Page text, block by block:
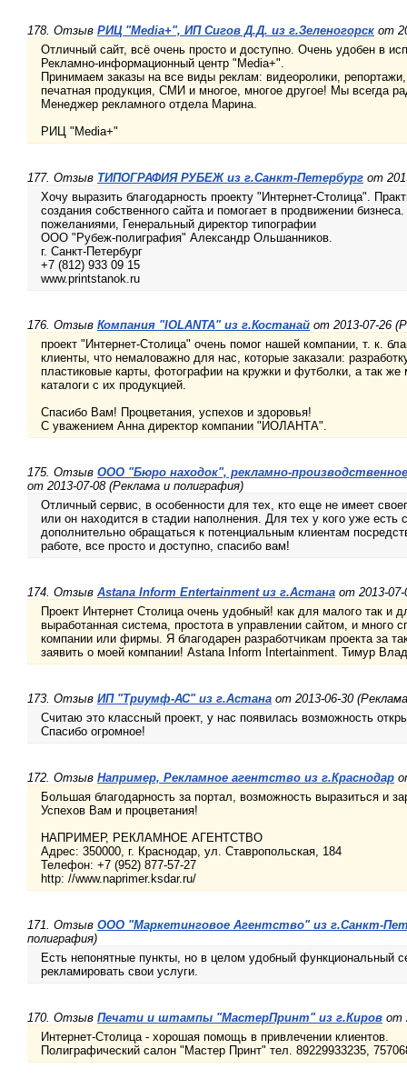
178. Отзыв РИЦ "Media+", ИП Сигов Д.Д. из г.Зеленогорск от
Отличный сайт, всё очень просто и доступно. Очень удобен в
Рекламно-информационный центр "Media+".
Принимаем заказы на все виды реклам: видеоролики,
печатная продукция, СМИ и многое, многое другое! Мы всегда
Менеджер рекламного отдела Марина.
РИЦ "Media+"
177. Отзыв ТИПОГРАФИЯ РУБЕЖ из г.Санкт-Петербург от
Хочу выразить благодарность проекту "Интернет-Столица".
создания собственного сайта и помогает в продвижении
пожеланиями, Генеральный директор типографии
ООО "Рубеж-полиграфия" Александр Ольшанников.
г. Санкт-Петербург
+7 (812) 933 09 15
www.printstanok.ru
176. Отзыв Компания "IOLANTA" из г.Костанай от 2013-07-26
проект "Интернет-Столица" очень помог нашей компании, т. к.
клиенты, что немаловажно для нас, которые заказали:
пластиковые карты, фотографии на кружки и футболки, а так же
каталоги с их продукцией.
Спасибо Вам! Процветания, успехов и здоровья!
С уважением Анна директор компании "ИОЛАНТА".
175. Отзыв ООО "Бюро находок", рекламно-
от 2013-07-08 (Реклама и полиграфия)
Отличный сервис, в особенности для тех, кто еще не имеет
или он находится в стадии наполнения. Для тех у кого уже есть
дополнительно обращаться к потенциальным клиентам
работе, все просто и доступно, спасибо вам!
174. Отзыв Astana Inform Entertainment из г.Астана от 2013-
Проект Интернет Столица очень удобный! как для малого так и
выработанная система, простота в управлении сайтом, и много
компании или фирмы. Я благодарен разработчикам проекта за
заявить о моей компании! Astana Inform Intertainment. Тимур
173. Отзыв ИП "Триумф-АС" из г.Астана от 2013-06-30
Считаю это классный проект, у нас появилась возможность
Спасибо огромное!
172. Отзыв Например, Рекламное агентство из г.Краснодар
Большая благодарность за портал, возможность выразиться и
Успехов Вам и процветания!
НАПРИМЕР, РЕКЛАМНОЕ АГЕНТСТВО
Адрес: 350000, г. Краснодар, ул. Ставропольская, 184
Телефон: +7 (952) 877-57-27
http: //www.naprimer.ksdar.ru/
171. Отзыв ООО "Маркетинговое Агентство" из г.Санкт-
полиграфия)
Есть непонятные пункты, но в целом удобный функциональный
рекламировать свои услуги.
170. Отзыв Печати и штампы "МастерПринт" из г.Киров от
Интернет-Столица - хорошая помощь в привлечении клиентов.
Полиграфический салон "Мастер Принт" тел. 89229933235,